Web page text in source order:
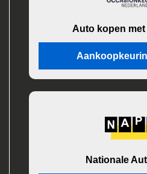
Auto kopen
Nationale